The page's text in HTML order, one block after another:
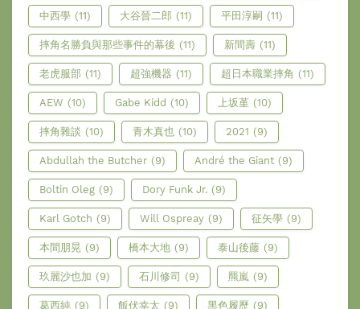
中西學 (11) 大谷晉二郎 (11) 平田淳嗣 (11)
摔角名勝負與那些事件的幕後 (11) 新間壽 (11)
老虎服部 (11) 超強機器 (11) 超日本職業摔角 (11)
AEW (10) Gabe Kidd (10) 上坂堇 (10)
摔角雜談 (10) 青木真也 (10) 2021 (9)
Abdullah the Butcher (9) André the Giant (9)
Boltin Oleg (9) Dory Funk Jr. (9)
Karl Gotch (9) Will Ospreay (9) 征矢學 (9)
本間朋晃 (9) 橋本大地 (9) 泰山後藤 (9)
玖麗沙也加 (9) 石川修司 (9) 羆嵐 (9)
葛西純 (9) 飯伏幸太 (9) 黑色履歷 (9)